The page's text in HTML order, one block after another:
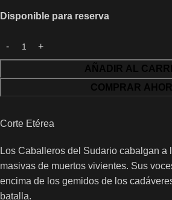
Disponible para reserva
AÑADIR AL
COMPRAR
Corte Etérea
Los Caballeros del Sudario cabalgan a
masivas de muertos vivientes. Sus
encima de los gemidos de los
batalla.